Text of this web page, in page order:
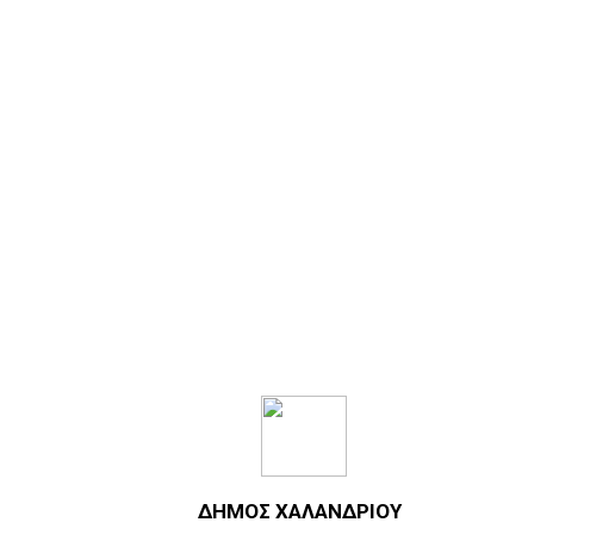
ΔΗΜΟΣ ΧΑΛΑΝΔΡΙΟΥ